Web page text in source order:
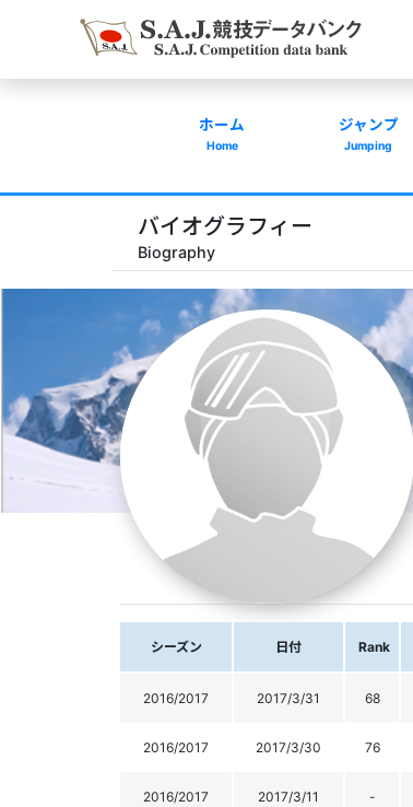
ホーム
Home
ジャンプ
Jumping
バイオグラフィー
Biography
シーズン 日付 Rank
2016/2017 2017/3/31 68
2016/2017 2017/3/30 76
2016/2017 2017/3/11 -